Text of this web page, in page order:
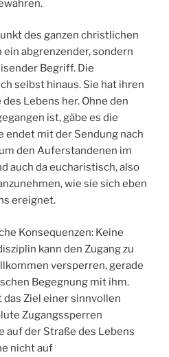
des ganzen christlichen
abgrenzender, sondern
Begriff. Die
selbst hinaus. Sie hat ihren
Lebens her. Ohne den
ist, gäbe es die
endet mit der Sendung nach
den Auferstandenen im
auch da eucharistisch, also
wie sie sich eben
ereignet.
Konsequenzen: Keine
kann den Zugang zu
versperren, gerade
Begegnung mit ihm.
das Ziel einer sinnvollen
Zugangssperren
auf der Straße des Lebens
nicht auf